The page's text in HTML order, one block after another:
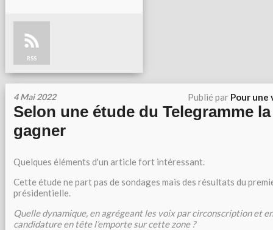
RSS
4 Mai 2022 Publié par Pour une
Selon une étude du Telegramme
gagner
Quelques éléments d'un article fort intéressant.
Cette étude ne part pas de sondages mais des résultats du
présidentielle.
Quelle dynamique, en agrégeant les voix par circonscription et
candidature en tête l’emporte sur cette zone ?